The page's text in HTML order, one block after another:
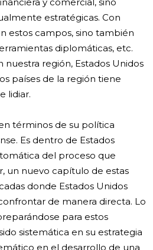
estratégicas. Con
estos campos, sino también
diplomáticas, etc.
región, Estados Unidos
países de la región tiene
lidiar.
términos de su política
Es dentro de Estados
del proceso que
un nuevo capítulo de estas
donde Estados Unidos
de manera directa. Lo
para estos
sistemática en su estrategia
en el desarrollo de una